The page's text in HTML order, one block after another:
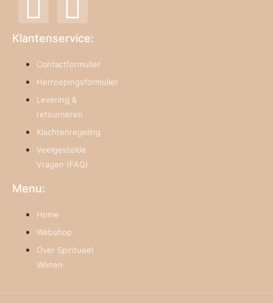
Klantenservice:
Contactformulier
Herroepingsformulier
Levering &
retourneren
Klachtenregeling
Veelgestelde
Vragen (FAQ)
Menu:
Home
Webshop
Over Spiritueel
Wonen